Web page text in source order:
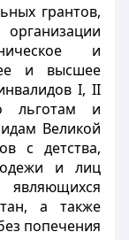
грантов,
и
и высшее
I, II
льготам и
Великой
с детства,
и лиц
являющихся
а также
попечения